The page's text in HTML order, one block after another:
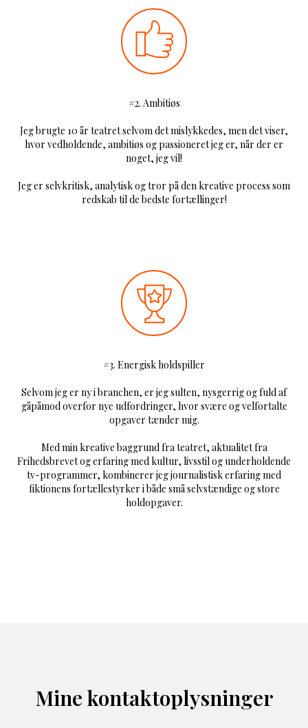
#2. Ambitiøs
Jeg brugte 10 år teatret selvom det mislykkedes, men det viser,
hvor vedholdende, ambitiøs og passioneret jeg er, når der er
noget, jeg vil!
Jeg er selvkritisk, analytisk og tror på den kreative process som
redskab til de bedste fortællinger!
#3. Energisk holdspiller
Selvom jeg er ny i branchen, er jeg sulten, nysgerrig og fuld af
gåpåmod overfor nye udfordringer, hvor svære og velfortalte
opgaver tænder mig.
Med min kreative baggrund fra teatret, aktualitet fra
Frihedsbrevet og erfaring med kultur, livsstil og underholdende
tv-programmer, kombinerer jeg journalistisk erfaring med
fiktionens fortællestyrker i både små selvstændige og store
holdopgaver.
Mine kontaktoplysninger